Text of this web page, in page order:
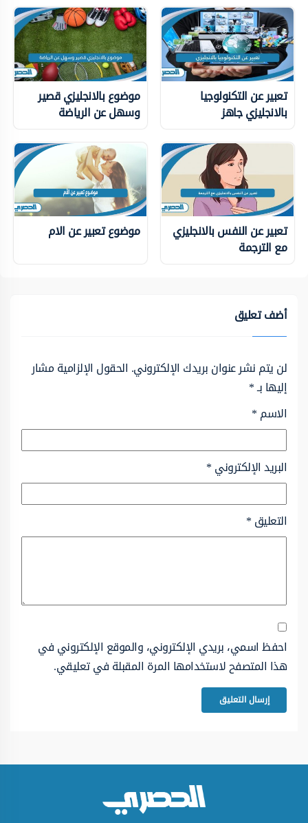
تعبير عن التكنولوجيا
بالانجليزي جاهز
موضوع بالانجليزي قصير
وسهل عن الرياضة
تعبير عن النفس بالانجليزي
مع الترجمة
موضوع تعبير عن الام
أضف تعليق
لن يتم نشر عنوان بريدك الإلكتروني. الحقول الإلزامية مشار
إليها بـ*
الاسم*
البريد الإلكتروني*
التعليق*
احفظ اسمي، بريدي الإلكتروني، والموقع الإلكتروني في
هذا المتصفح لاستخدامها المرة المقبلة في تعليقي.